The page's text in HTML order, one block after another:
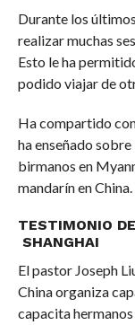
Durante los
realizar muchas
Esto le ha
podido viajar de
Ha compartido
ha enseñado
birmanos en
mandarín en China.
TESTIMONIO
SHANGHAI
El pastor Joseph
China organiza
capacita